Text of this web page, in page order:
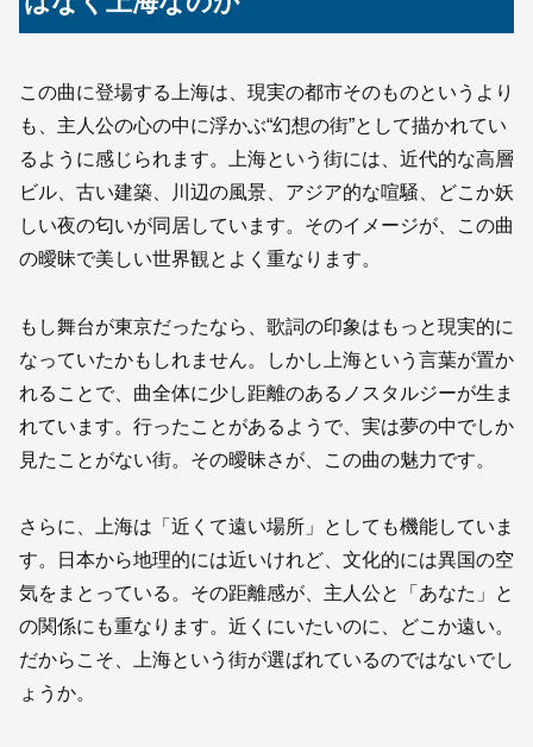
この曲に登場する上海は、現実の都市そのものというより
も、主人公の心の中に浮かぶ“幻想の街”として描かれてい
るように感じられます。上海という街には、近代的な高層
ビル、古い建築、川辺の風景、アジア的な喧騒、どこか妖
しい夜の匂いが同居しています。そのイメージが、この曲
の曖昧で美しい世界観とよく重なります。
もし舞台が東京だったなら、歌詞の印象はもっと現実的に
なっていたかもしれません。しかし上海という言葉が置か
れることで、曲全体に少し距離のあるノスタルジーが生ま
れています。行ったことがあるようで、実は夢の中でしか
見たことがない街。その曖昧さが、この曲の魅力です。
さらに、上海は「近くて遠い場所」としても機能していま
す。日本から地理的には近いけれど、文化的には異国の空
気をまとっている。その距離感が、主人公と「あなた」と
の関係にも重なります。近くにいたいのに、どこか遠い。
だからこそ、上海という街が選ばれているのではないでし
ょうか。